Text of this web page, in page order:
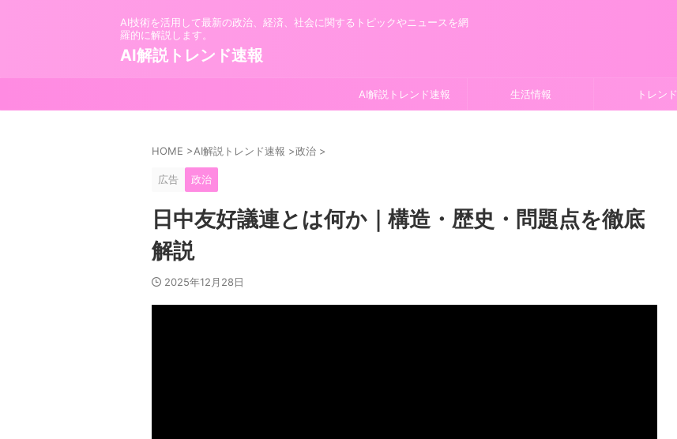
AI技術を活用して最新の政治、経済、社会に関するトピックやニュースを網
羅的に解説します。
AI解説トレンド速報
AI解説トレンド速報 生活情報 トレンド
HOME >AI解説トレンド速報 >政治 >
広告 政治
日中友好議連とは何か｜構造・歴史・問題点を徹底
解説
2025年12月28日